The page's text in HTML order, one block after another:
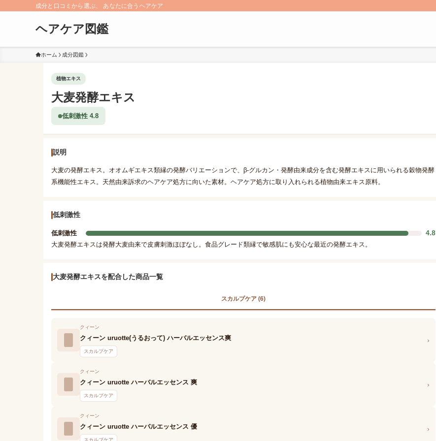
成分と口コミから選ぶ、 あなたに合うヘアケア
ヘアケア図鑑
ホーム 成分図鑑
植物エキス
大麦発酵エキス
低刺激性 4.8
説明
大麦の発酵エキス。オオムギエキス類縁の発酵バリエーションで、β-グルカン・発酵由来成分を含む発酵エキスに用いられる穀物発酵
系機能性エキス。天然由来訴求のヘアケア処方に向いた素材。ヘアケア処方に取り入れられる植物由来エキス原料。
低刺激性
低刺激性 4.8
大麦発酵エキスは発酵大麦由来で皮膚刺激ほぼなし。食品グレード類縁で敏感肌にも安心な最近の発酵エキス。
大麦発酵エキスを配合した商品一覧
スカルプケア (6)
クィーン
クィーン uruotte(うるおって) ハーバルエッセンス爽
スカルプケア
›
クィーン
クィーン uruotte ハーバルエッセンス 爽
スカルプケア
›
クィーン
クィーン uruotte ハーバルエッセンス 優
スカルプケア
›